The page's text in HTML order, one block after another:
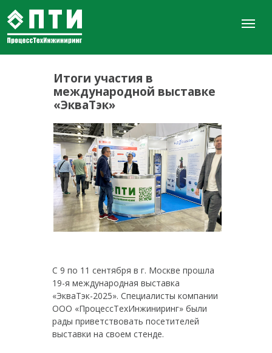
С 9 по 11 сентября в г. Москве прошла
19-я международная выставка
«ЭкваТэк-2025». Специалисты компании
ООО «ПроцессТехИнжиниринг» были
рады приветствовать посетителей
выставки на своем стенде.
Итоги участия в
международной выставке
«ЭкваТэк»